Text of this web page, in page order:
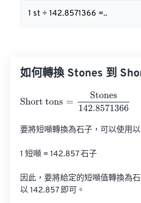
1 st ÷ 142.8571366 =..
如何轉換 Stones 到
Short tons 142.8571366
要將短噸轉換為石子，可以使用以
1 短噸 = 142.857 石子
因此，要將給定的短噸值轉換為
以 142.857 即可。